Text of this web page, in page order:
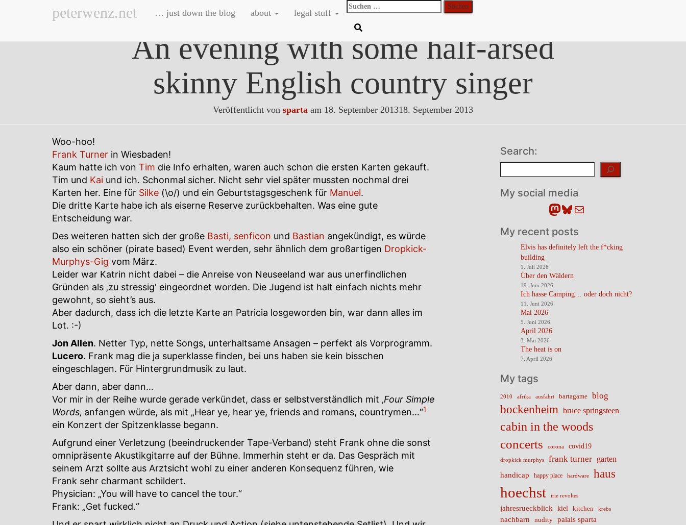
peterwenz.net … just down the blog about legal stuff
Suchen
nach:
An evening with some half-arsed
skinny English country singer
Veröffentlicht von sparta am 18. September 201318. September 2013
Woo-hoo!
Frank Turner in Wiesbaden!
Kaum hatte ich von Tim die Info erhalten, waren auch schon die ersten Karten gekauft.
Tim und Kai und ich. Schonmal sicher. Nicht sehr viel später mussten nochmal drei
Karten her. Eine für Silke (\o/) und ein Geburtstagsgeschenk für Manuel.
Die dritte Karte habe ich als eiserne Reserve zurückbehalten. Was eine gute
Entscheidung war.
Des weiteren hatten sich der große Basti, senficon und Bastian angekündigt, es würde
also ein schöner (pirate based) Event werden, sehr ähnlich dem großartigen Dropkick-
Murphys-Gig vom März.
Leider war Katrin nicht dabei – die Anreise von Neuseeland war aus unerfindlichen
Gründen als ‚zu stressig‘ eingeordnet worden. Die Jugend ist halt einfach nichts mehr
gewohnt, so sieht’s aus.
Aber dadurch, dass ich die letzte Karte an Patricia losgeworden bin, war dann alles im
Lot. :-)
Jon Allen. Netter Typ, nette Songs, unterhaltsame Ansagen – perfekt als Vorprogramm.
Lucero. Frank mag die ja superklasse finden, bei uns haben sie kein bisschen
eingeschlagen. Für Hintergrundmusik zu laut.
Aber dann, aber dann…
Vor mir in der Reihe wurde gerade verkündet, dass er selbstverständlich mit ‚Four Simple
Words‚ anfangen würde, als mit „Hear ye, hear ye, friends and romans, countrymen…“1
ein Konzert der Spitzenklasse begann.
Aufgrund einer Verletzung (beeindruckender Tape-Verband) steht Frank ohne die sonst
omnipräsente Akustikgitarre auf der Bühne. Immerhin steht er da. Das Gespräch mit
seinem Arzt sollte aus Arztsicht wohl zu einer anderen Konsequenz führen, wie
Frank sehr charmant schildert.
Physician: „You will have to cancel the tour.“
Frank: „Get fucked.“
Search:
My social media
Mastodon
Bluesky
E-Mail
My recent posts
Elvis has definitely left the f*cking
building
1. Juli 2026
Über den Wäldern
19. Juni 2026
Ich hasse Camping… oder doch nicht?
11. Juni 2026
Mai 2026
5. Juni 2026
April 2026
3. Mai 2026
The heat is on
7. April 2026
My tags
2010 afrika ausfahrt bartagame blog
bockenheim bruce springsteen
cabin in the woods
concerts
corona covid19
dropkick murphys frank turner
garten
handicap
happy place hardware haus
hoechst irie revoltes
jahresrueckblick kiel kitchen krebs
nachbarn nudity palais sparta